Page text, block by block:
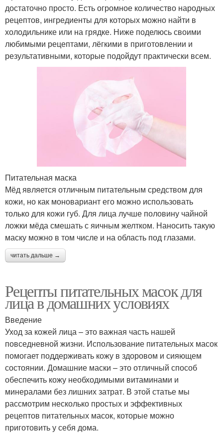
достаточно просто. Есть огромное количество народных
рецептов, ингредиенты для которых можно найти в
холодильнике или на грядке. Ниже поделюсь своими
любимыми рецептами, лёгкими в приготовлении и
результативными, которые подойдут практически всем.
Питательная маска
Мёд является отличным питательным средством для
кожи, но как моновариант его можно использовать
только для кожи губ. Для лица лучше половину чайной
ложки мёда смешать с яичным желтком. Наносить такую
маску можно в том числе и на область под глазами.
читать дальше →
Рецепты питательных масок для
лица в домашних условиях
Введение
Уход за кожей лица – это важная часть нашей
повседневной жизни. Использование питательных масок
помогает поддерживать кожу в здоровом и сияющем
состоянии. Домашние маски – это отличный способ
обеспечить кожу необходимыми витаминами и
минералами без лишних затрат. В этой статье мы
рассмотрим несколько простых и эффективных
рецептов питательных масок, которые можно
приготовить у себя дома.